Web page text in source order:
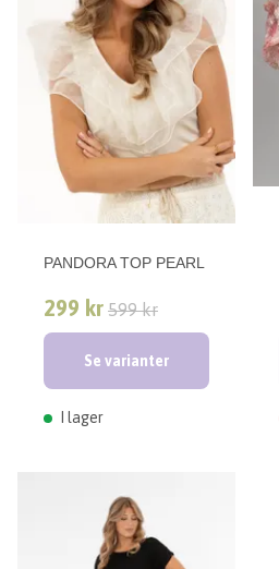
PANDORA TOP PEARL
299 kr 599 kr
Se varianter
I lager